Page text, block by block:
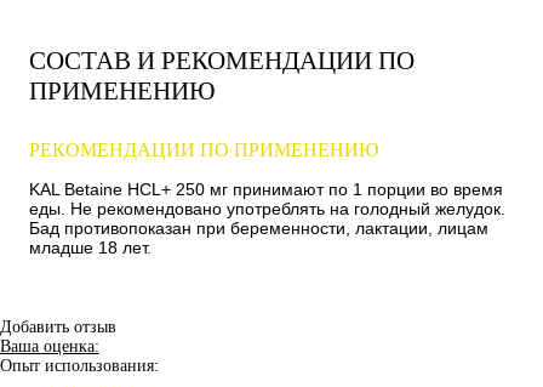
СОСТАВ И РЕКОМЕНДАЦИИ ПО
ПРИМЕНЕНИЮ
РЕКОМЕНДАЦИИ ПО ПРИМЕНЕНИЮ
KAL Betaine HCL+ 250 мг принимают по 1 порции во время
еды. Не рекомендовано употреблять на голодный желудок.
Бад противопоказан при беременности, лактации, лицам
младше 18 лет.
Добавить отзыв
Ваша оценка:
Опыт использования: